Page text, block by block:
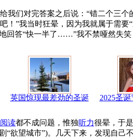
给我们对完答案之后说：“错二个三
！”我当时狂晕，因为我就属于需
回答“快一半了……”我不禁哑然失
英国惊现最差劲的圣诞 2025圣
阅读都不成问题，惟独听力很晕，于
“欲望城市”)。几天下来，发现自